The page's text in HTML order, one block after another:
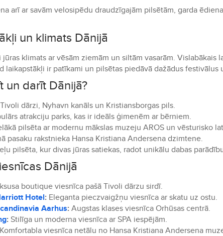
arī ar savām velosipēdu draudzīgajām pilsētām, garda
un klimats Dānijā
klimats ar vēsām ziemām un siltām vasarām. Vislabākais
laikapstākļi ir patīkami un pilsētas piedāvā dažādus festivālus
un darīt Dānijā?
Tivoli dārzi, Nyhavn kanāls un Kristiansborgas pils.
atrakciju parks, kas ir ideāls ģimenēm ar bērniem.
pilsēta ar modernu mākslas muzeju AROS un vēsturisko
pasaku rakstnieka Hansa Kristiana Andersena dzimtene.
pilsēta, kur divas jūras satiekas, radot unikālu dabas
Dānijā
boutique viesnīca pašā Tivoli dārzu sirdī.
Hotel: Eleganta pieczvaigžņu viesnīca ar skatu uz ostu.
Aarhus: Augstas klases viesnīca Orhūsas centrā.
: Stilīga un moderna viesnīca ar SPA iespējām.
Komfortabla viesnīca netālu no Hansa Kristiana Andersena